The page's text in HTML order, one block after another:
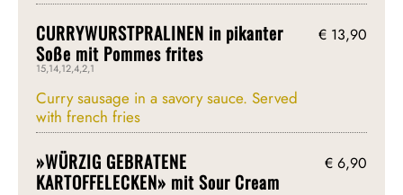
CURRYWURSTPRALINEN in pikanter
Soße mit Pommes frites
15,14,12,4,2,1
Curry sausage in a savory sauce. Served
with french fries
€ 13,90
»WÜRZIG GEBRATENE
KARTOFFELECKEN» mit Sour Cream
€ 6,90